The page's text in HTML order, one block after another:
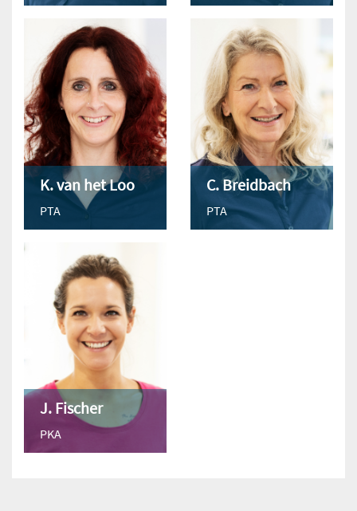
K. van het Loo
PTA
C. Breidbach
PTA
J. Fischer
PKA